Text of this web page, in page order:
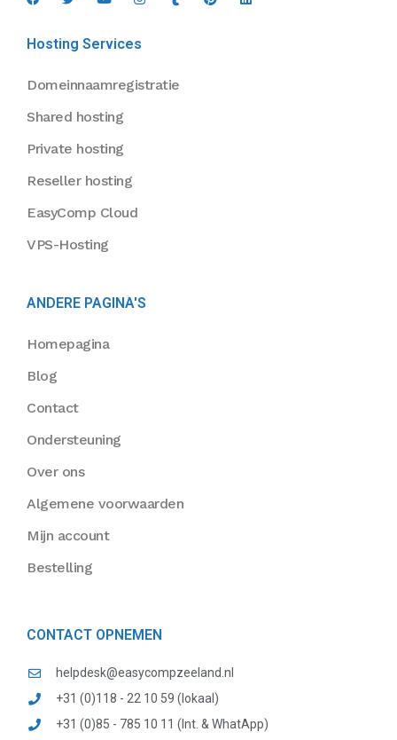
Hosting Services
Domeinnaamregistratie
Shared hosting
Private hosting
Reseller hosting
EasyComp Cloud
VPS-Hosting
ANDERE PAGINA'S
Homepagina
Blog
Contact
Ondersteuning
Over ons
Algemene voorwaarden
Mijn account
Bestelling
CONTACT OPNEMEN
helpdesk@easycompzeeland.nl
+31 (0)118 - 22 10 59 (lokaal)
+31 (0)85 - 785 10 11 (Int. & WhatApp)